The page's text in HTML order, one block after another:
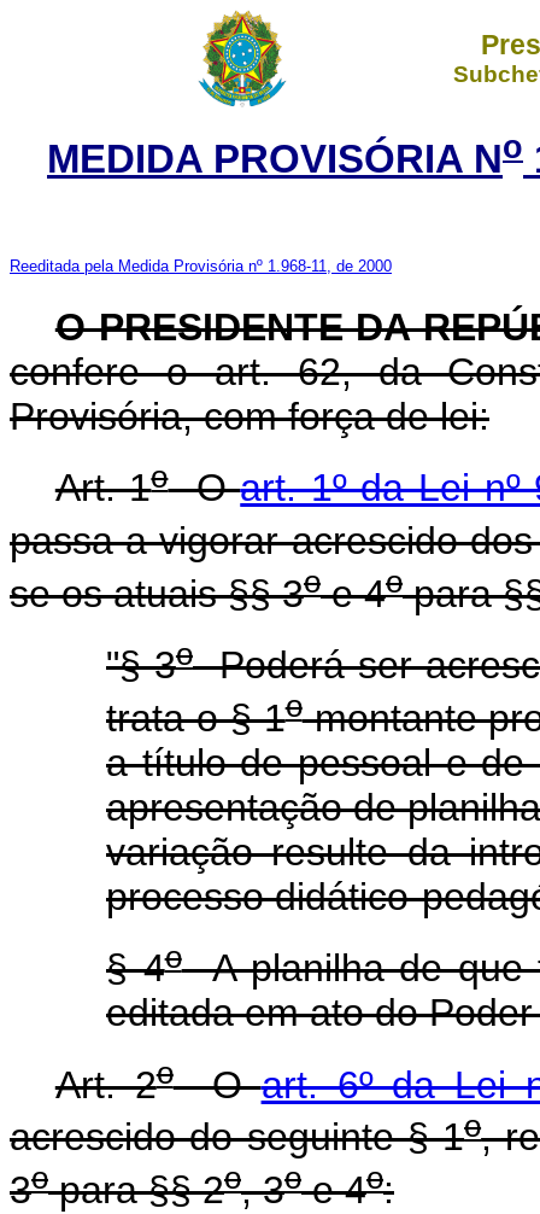
MEDIDA PROVISÓRIA No
Reeditada pela Medida Provisória nº 1.968-11, de 2000
O PRESIDENTE DA
confere o art. 62, da
Provisória, com força de lei:
Art. 1oOart. 1º da Lei
passa a vigorar acrescido
se os atuais §§ 3oe 4opara
"§ 3oPoderá ser
trata o § 1omontante
a título de pessoal e de
apresentação de
variação resulte da
processo didático-
§ 4oA planilha de que
editada em ato do
Art. 2oOart. 6º da Lei
acrescido do seguinte § 1o,
3opara §§ 2o, 3oe 4o: